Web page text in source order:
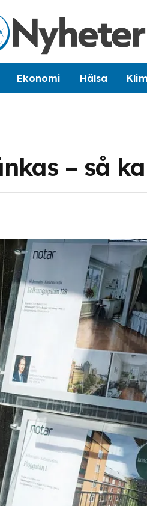
Ekonomi Hälsa
– så